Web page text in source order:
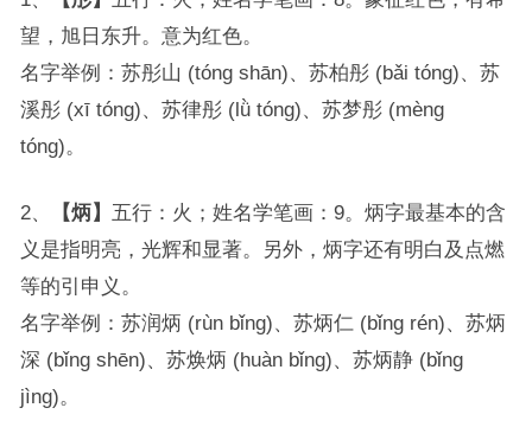
望，旭日东升。意为红色。
名字举例：苏彤山 (tóng shān)、苏柏彤 (bǎi tóng)、苏
溪彤 (xī tóng)、苏律彤 (lǜ tóng)、苏梦彤 (mèng
tóng)。
2、 【炳】 五行：火；姓名学笔画：9。炳字最基本的含
义是指明亮，光辉和显著。另外，炳字还有明白及点燃
等的引申义。
名字举例：苏润炳 (rùn bǐng)、苏炳仁 (bǐng rén)、苏炳
深 (bǐng shēn)、苏焕炳 (huàn bǐng)、苏炳静 (bǐng
jìng)。